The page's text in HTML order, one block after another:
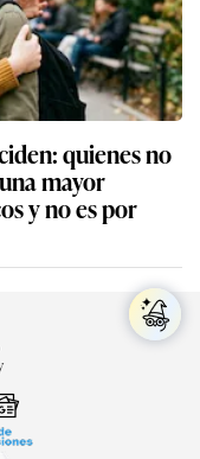
quienes no
mayor
y no es por